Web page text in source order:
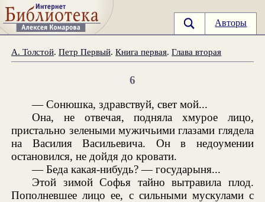
Авторы
А. Толстой.Петр Первый.Книга первая.Глава вторая
6
— Сонюшка, здравствуй, свет мой...
Она, не отвечая, подняла хмурое лицо,
пристально зелеными мужичьими глазами глядела
на Василия Васильевича. Он в недоумении
остановился, не дойдя до кровати.
— Беда какая-нибудь? — государыня...
Этой зимой Софья тайно вытравила плод.
Пополневшее лицо ее, с сильными мускулами с